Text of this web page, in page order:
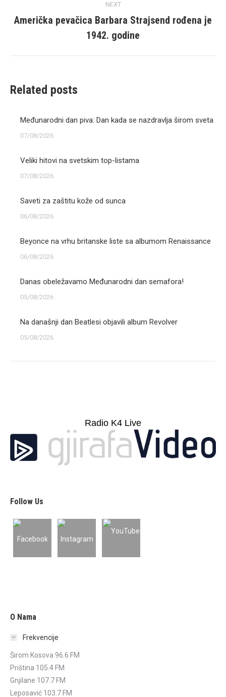
NEXT
Next
post:
Američka pevačica Barbara Strajsend rođena je
1942. godine
Related posts
Međunarodni dan piva: Dan kada se nazdravlja širom sveta
07/08/2026
Veliki hitovi na svetskim top-listama
07/08/2026
Saveti za zaštitu kože od sunca
06/08/2026
Beyonce na vrhu britanske liste sa albumom Renaissance
06/08/2026
Danas obeležavamo Međunarodni dan semafora!
05/08/2026
Na današnji dan Beatlesi objavili album Revolver
05/08/2026
Radio K4 Live
Follow Us
O Nama
Frekvencije
Širom Kosova 96.6 FM
Priština 105.4 FM
Gnjilane 107.7 FM
Leposavić 103.7 FM